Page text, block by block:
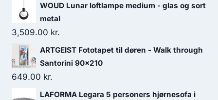
WOUD Lunar loftlampe medium - glas og sort
metal
3,509.00 kr.
ARTGEIST Fototapet til døren - Walk through
Santorini 90x210
649.00 kr.
LAFORMA Legara 5 personers hjørnesofa i